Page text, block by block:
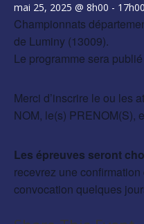
mai 25, 2025 @ 8h00 - 17h00
Championnats
de Luminy (13009).
Le programme sera
Merci d’inscrire le ou les
NOM, le(s) PRENOM(S),
Les épreuves seront
recevrez une confirmation
convocation quelques